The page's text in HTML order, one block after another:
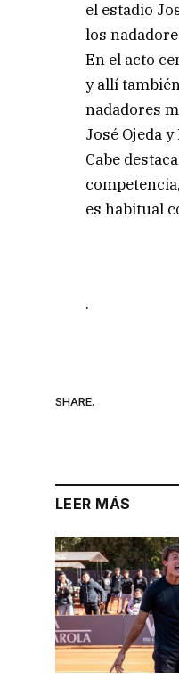
el estadio
los
En el acto
y allí
nadadores
José Ojeda
Cabe
es habitual
.
SHARE.
LEER MÁS